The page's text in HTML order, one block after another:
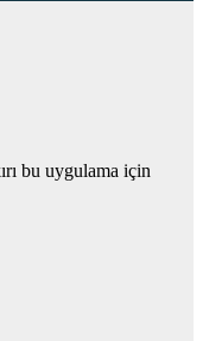
bu uygulama için